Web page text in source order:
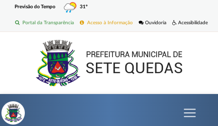
Previsão do Tempo 31º
Acessibilidade
Ouvidoria
Acesso à Informação
Portal da Transparência